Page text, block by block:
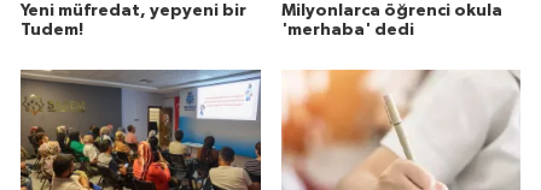
Yeni müfredat, yepyeni bir
Tudem!
Milyonlarca öğrenci okula
'merhaba' dedi